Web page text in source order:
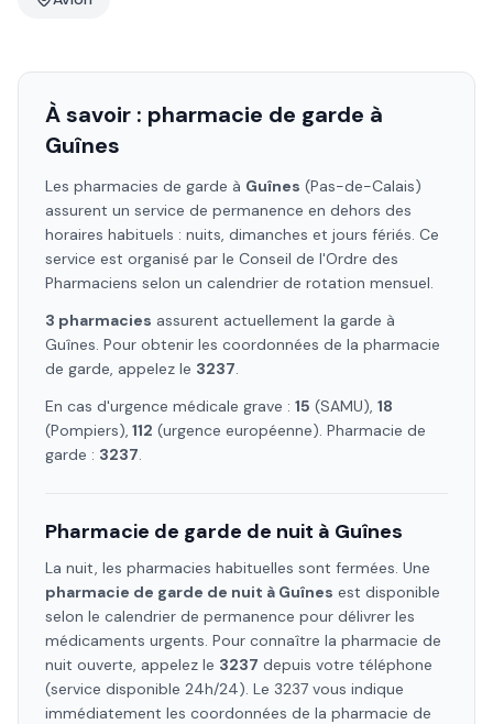
À savoir : pharmacie de garde à
Guînes
Les pharmacies de garde à Guînes (Pas-de-Calais)
assurent un service de permanence en dehors des
horaires habituels : nuits, dimanches et jours fériés. Ce
service est organisé par le Conseil de l'Ordre des
Pharmaciens selon un calendrier de rotation mensuel.
3 pharmacies assurent actuellement la garde à
Guînes. Pour obtenir les coordonnées de la pharmacie
de garde, appelez le 3237.
En cas d'urgence médicale grave : 15 (SAMU), 18
(Pompiers), 112 (urgence européenne). Pharmacie de
garde : 3237.
Pharmacie de garde de nuit à Guînes
La nuit, les pharmacies habituelles sont fermées. Une
pharmacie de garde de nuit à Guînes est disponible
selon le calendrier de permanence pour délivrer les
médicaments urgents. Pour connaître la pharmacie de
nuit ouverte, appelez le 3237 depuis votre téléphone
(service disponible 24h/24). Le 3237 vous indique
immédiatement les coordonnées de la pharmacie de